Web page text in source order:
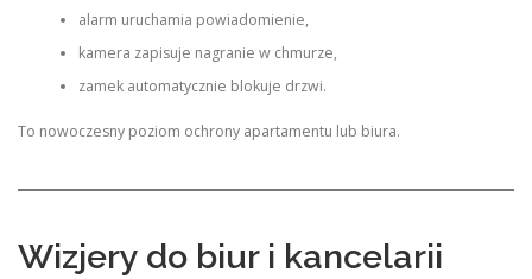
alarm uruchamia powiadomienie,
kamera zapisuje nagranie w chmurze,
zamek automatycznie blokuje drzwi.
To nowoczesny poziom ochrony apartamentu lub biura.
Wizjery do biur i kancelarii